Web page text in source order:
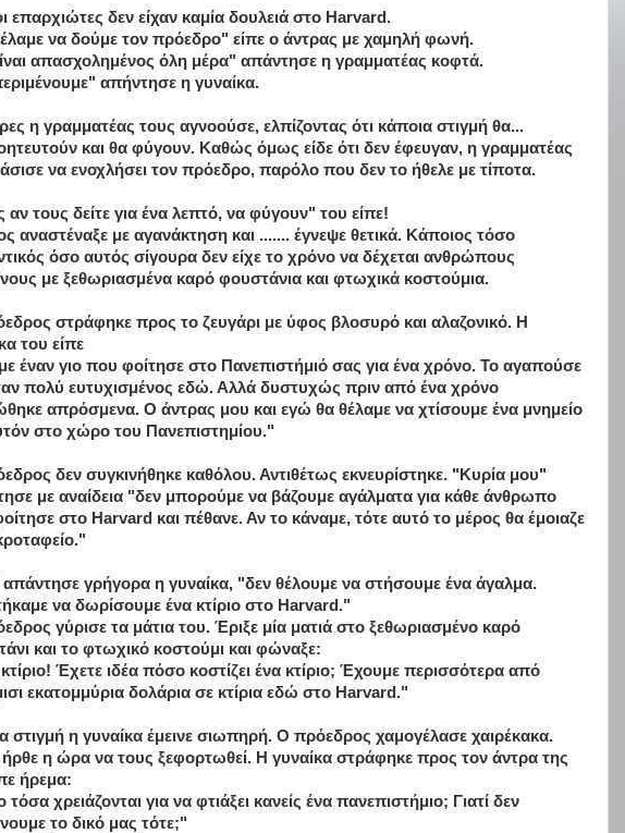
επαρχιώτες δεν είχαν καμία δουλειά στο Harvard.
να δούμε τον πρόεδρο" είπε ο άντρας με χαμηλή φωνή.
απασχολημένος όλη μέρα" απάντησε η γραμματέας κοφτά.
απήντησε η γυναίκα.
η γραμματέας τους αγνοούσε, ελπίζοντας ότι κάποια στιγμή θα...
και θα φύγουν. Καθώς όμως είδε ότι δεν έφευγαν, η γραμματέας
να ενοχλήσει τον πρόεδρο, παρόλο που δεν το ήθελε με τίποτα.
τους δείτε για ένα λεπτό, να φύγουν" του είπε!
αναστέναξε με αγανάκτηση και ....... έγνεψε θετικά. Κάποιος τόσο
όσο αυτός σίγουρα δεν είχε το χρόνο να δέχεται ανθρώπους
με ξεθωριασμένα καρό φουστάνια και φτωχικά κοστούμια.
στράφηκε προς το ζευγάρι με ύφος βλοσυρό και αλαζονικό. Η
του είπε
έναν γιο που φοίτησε στο Πανεπιστήμιό σας για ένα χρόνο. Το αγαπούσε
πολύ ευτυχισμένος εδώ. Αλλά δυστυχώς πριν από ένα χρόνο
απρόσμενα. Ο άντρας μου και εγώ θα θέλαμε να χτίσουμε ένα μνημείο
στο χώρο του Πανεπιστημίου."
δεν συγκινήθηκε καθόλου. Αντιθέτως εκνευρίστηκε. "Κυρία μου"
με αναίδεια "δεν μπορούμε να βάζουμε αγάλματα για κάθε άνθρωπο
στο Harvard και πέθανε. Αν το κάναμε, τότε αυτό το μέρος θα έμοιαζε
γρήγορα η γυναίκα, "δεν θέλουμε να στήσουμε ένα άγαλμα.
να δωρίσουμε ένα κτίριο στο Harvard."
γύρισε τα μάτια του. Έριξε μία ματιά στο ξεθωριασμένο καρό
και το φτωχικό κοστούμι και φώναξε:
Έχετε ιδέα πόσο κοστίζει ένα κτίριο; Έχουμε περισσότερα από
εκατομμύρια δολάρια σε κτίρια εδώ στο Harvard."
στιγμή η γυναίκα έμεινε σιωπηρή. Ο πρόεδρος χαμογέλασε χαιρέκακα.
η ώρα να τους ξεφορτωθεί. Η γυναίκα στράφηκε προς τον άντρα της
ήρεμα:
χρειάζονται για να φτιάξει κανείς ένα πανεπιστήμιο; Γιατί δεν
το δικό μας τότε;"